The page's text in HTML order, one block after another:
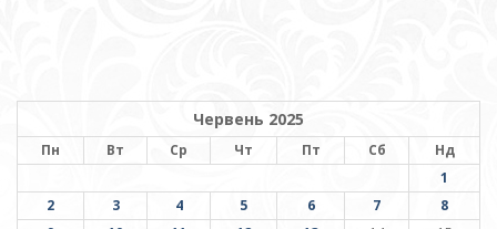
Червень 2025
Пн Вт Ср Чт Пт Сб
Нд
1
2
3 4 5 6 7
8